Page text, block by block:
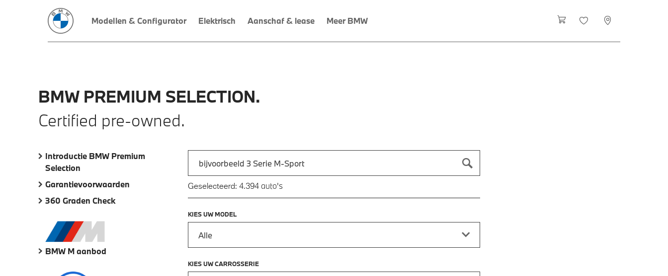
Modellen & Configurator Elektrisch Aanschaf & lease Meer BMW
BMW PREMIUM SELECTION.
Certified pre-owned.
Introductie BMW Premium
Selection
Garantievoorwaarden
360 Graden Check
BMW M aanbod
Typ een automodel in en druk op enter om te zoeken
Geselecteerd: 4.394 auto's
KIES UW MODEL
KIES UW CARROSSERIE